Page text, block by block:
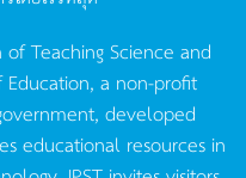
Teaching Science and
Education, a non-profit
developed
educational resources in